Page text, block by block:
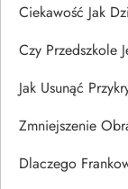
Ciekawość Jak
Czy Przedszkole
Jak Usunąć
Zmniejszenie
Dlaczego